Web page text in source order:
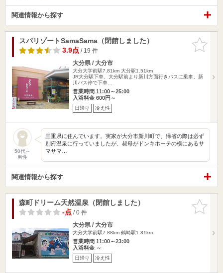
関連情報から探す
お気に入
りに追加
スパリゾートSamaSama（閉館しました）
3.9点/ 19 件
大分県 / 大分市
大分大学前駅7.81km 大分駅1.51km
JR大分駅下車、大分駅前より新川方面行きバスに乗車、新
川バス停で下車…
営業時間 11:00～25:00
入浴料金 600円～
日帰り 冷え性
50代～
男性
三重県に住んでいます。実家が大分市新川町で、帰省の際は必ず
別府温泉に行っていましたが、叔母がドンキホーテの横にあるサ
マサマ…
関連情報から探す
お気に入
りに追加
森町ドリーム天然温泉（閉館しました）
-点/ 0 件
大分県 / 大分市
大分大学前駅7.88km 鶴崎駅1.81km
営業時間 11:00～23:00
入浴料金 ～
日帰り 冷え性